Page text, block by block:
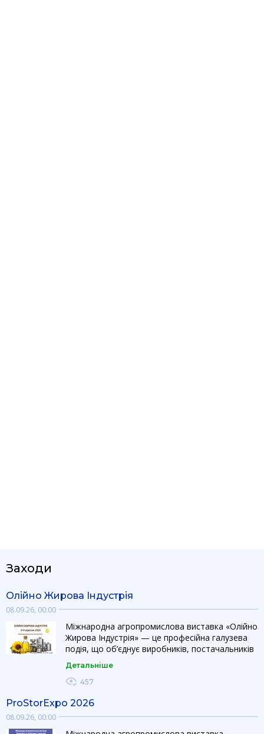
Заходи
Олійно Жирова Індустрія
08.09.26, 00:00
Міжнародна агропромислова виставка «Олійно
Жирова Індустрія» — це професійна галузева
подія, що об’єднує виробників, постачальників
обладнання, технологій та інгредієнтів для
виробництва і переробки рослинних олій та
жирів. Виставка створює ефективну
партнерств та розширення бізнесу на
українському і міжнародному ринках.
Детальніше
457
ProStorExpo 2026
08.09.26, 00:00